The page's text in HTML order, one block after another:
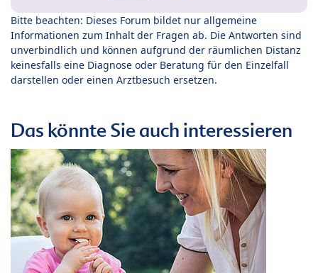
Bitte beachten: Dieses Forum bildet nur allgemeine
Informationen zum Inhalt der Fragen ab. Die Antworten sind
unverbindlich und können aufgrund der räumlichen Distanz
keinesfalls eine Diagnose oder Beratung für den Einzelfall
darstellen oder einen Arztbesuch ersetzen.
Das könnte Sie auch interessieren